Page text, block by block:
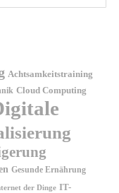
Achtsamkeitstraining
Cloud Computing
Gesunde Ernährung
der Dinge IT-